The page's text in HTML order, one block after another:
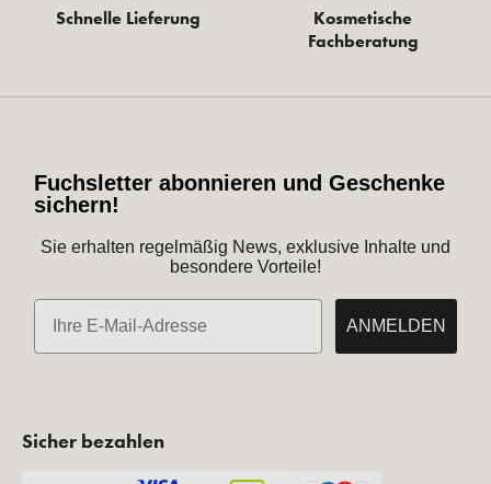
Schnelle Lieferung
Kosmetische
Fachberatung
Fuchsletter abonnieren und Geschenke
sichern!
Sie erhalten regelmäßig News, exklusive Inhalte und
besondere Vorteile!
E-Mail
ANMELDEN
Sicher bezahlen